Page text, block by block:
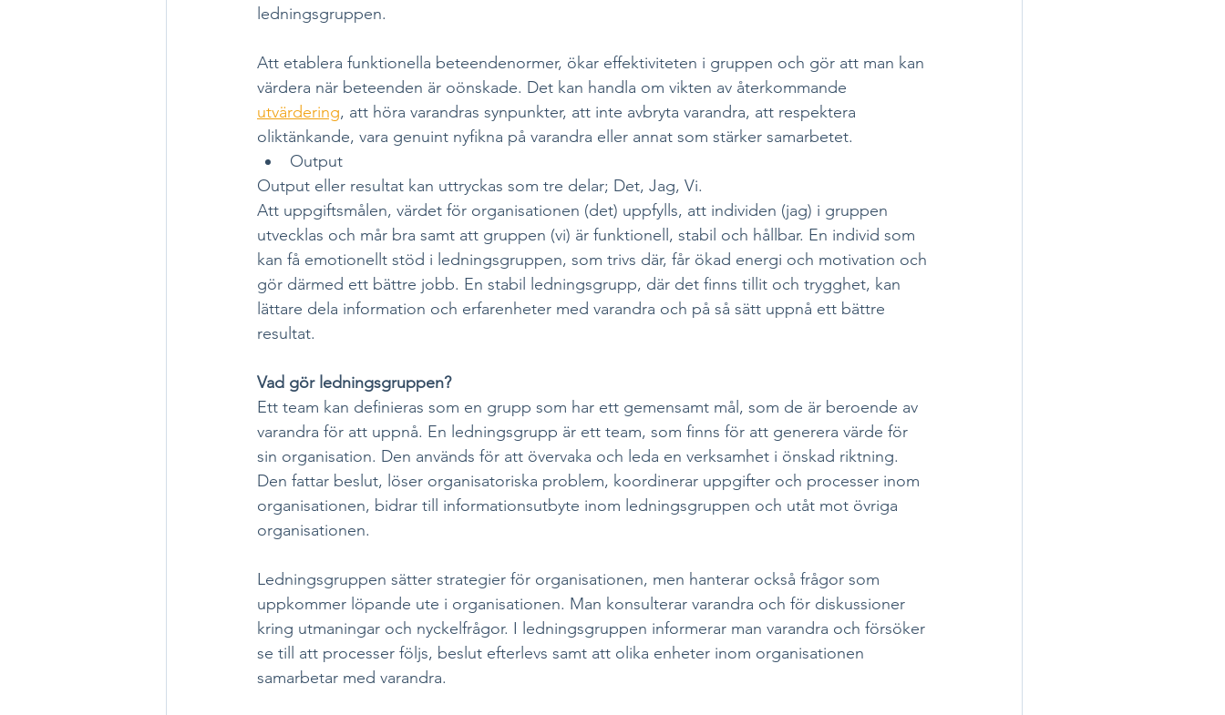
ledningsgruppen.
Att etablera funktionella beteendenormer, ökar effektiviteten i gruppen och gör att man kan
värdera när beteenden är oönskade. Det kan handla om vikten av återkommande
utvärdering, att höra varandras synpunkter, att inte avbryta varandra, att respektera
oliktänkande, vara genuint nyfikna på varandra eller annat som stärker samarbetet.
Output
Output eller resultat kan uttryckas som tre delar; Det, Jag, Vi.
Att uppgiftsmålen, värdet för organisationen (det) uppfylls, att individen (jag) i gruppen
utvecklas och mår bra samt att gruppen (vi) är funktionell, stabil och hållbar. En individ som
kan få emotionellt stöd i ledningsgruppen, som trivs där, får ökad energi och motivation och
gör därmed ett bättre jobb. En stabil ledningsgrupp, där det finns tillit och trygghet, kan
lättare dela information och erfarenheter med varandra och på så sätt uppnå ett bättre
resultat.
Vad gör ledningsgruppen?
Ett team kan definieras som en grupp som har ett gemensamt mål, som de är beroende av
varandra för att uppnå. En ledningsgrupp är ett team, som finns för att generera värde för
sin organisation. Den används för att övervaka och leda en verksamhet i önskad riktning.
Den fattar beslut, löser organisatoriska problem, koordinerar uppgifter och processer inom
organisationen, bidrar till informationsutbyte inom ledningsgruppen och utåt mot övriga
organisationen.
Ledningsgruppen sätter strategier för organisationen, men hanterar också frågor som
uppkommer löpande ute i organisationen. Man konsulterar varandra och för diskussioner
kring utmaningar och nyckelfrågor. I ledningsgruppen informerar man varandra och försöker
se till att processer följs, beslut efterlevs samt att olika enheter inom organisationen
samarbetar med varandra.